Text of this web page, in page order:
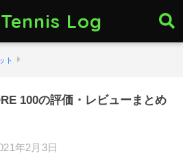
Log
ト
100の評価・レビューまとめ
年2月3日